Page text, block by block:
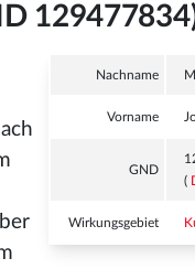
Nachname
Vorname
GND
(
Wirkungsgebiet